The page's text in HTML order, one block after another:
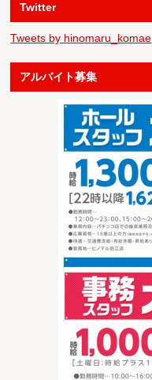
Twitter
Tweets by hinomaru_komae
アルバイト募集